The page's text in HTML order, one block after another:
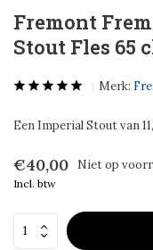
Fremont
Stout Fles 65
Merk:
Een Imperial Stout van
€40,00 Niet op
Incl. btw